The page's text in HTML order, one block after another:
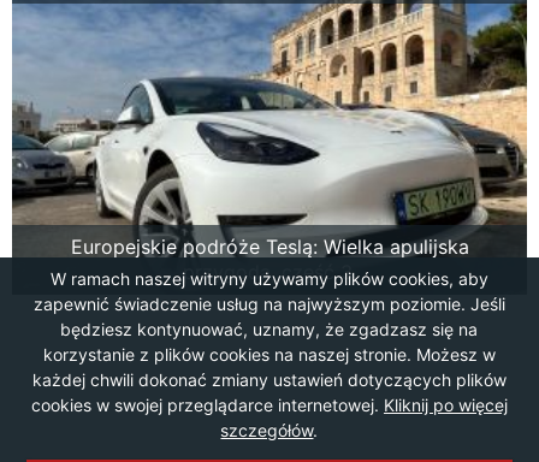
W ramach naszej witryny używamy plików cookies, aby
zapewnić świadczenie usług na najwyższym poziomie. Jeśli
będziesz kontynuować, uznamy, że zgadzasz się na
korzystanie z plików cookies na naszej stronie. Możesz w
każdej chwili dokonać zmiany ustawień dotyczących plików
cookies w swojej przeglądarce internetowej. Kliknij po więcej
szczegółów.
Europejskie podróże Teslą: Wielka apulijska
przygoda, część 3.